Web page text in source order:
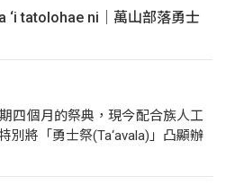
‘i tatolohae ni｜萬山部落勇士
四個月的祭典，現今配合族人工
別將「勇士祭(Ta‘avala)」凸顯辦